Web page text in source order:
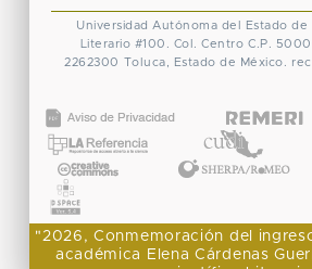
Universidad Autónoma del Estado de
Literario #100. Col. Centro C.P.
2262300 Toluca, Estado de México.
"2026, Conmemoración del
académica Elena Cárdenas